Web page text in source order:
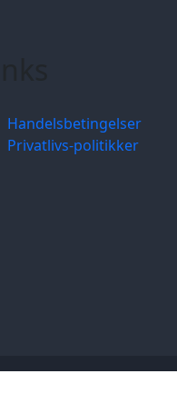
Handelsbetingelser
Privatlivs-politikker